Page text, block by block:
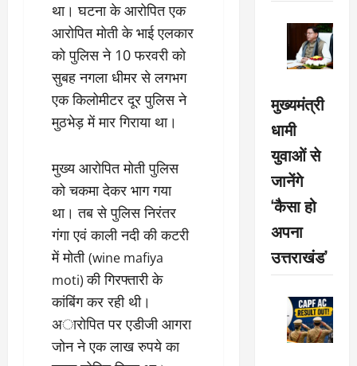
था। घटना के आरोपित एक
आरोपित माेती के भाई एलकार
को पुलिस ने 10 फरवरी को
सुबह नगला धीमर से लगभग
एक किलोमीटर दूर पुलिस ने
मुठभेड़ में मार गिराया था।
मुख्य आरोपित मोती पुलिस
को चकमा देकर भाग गया
था। तब से पुलिस निरंतर
गंगा एवं काली नदी की कटरी
में मोती(wine mafiya
moti)की गिरफ्तारी के
कांबिंग कर रही थी।
अारोपित पर एडीजी आगरा
जोन ने एक लाख रुपये का
मुख्यमंत्री
धामी
युवाओं से
जानेंगे
‘कैसा हो
अपना
उत्तराखंड’